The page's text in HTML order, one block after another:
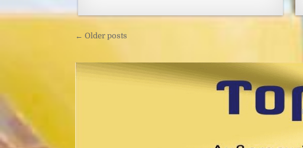
Beitragsnavigation
← Older posts